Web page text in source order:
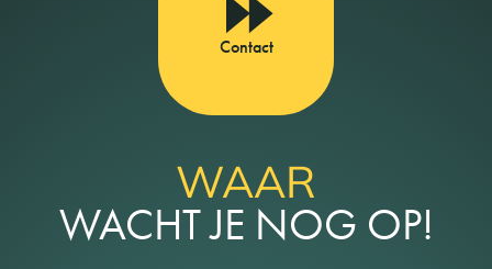
Contact
WAAR
WACHT JE NOG OP!